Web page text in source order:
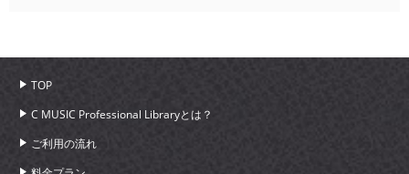
TOP
C MUSIC Professional Libraryとは？
ご利用の流れ